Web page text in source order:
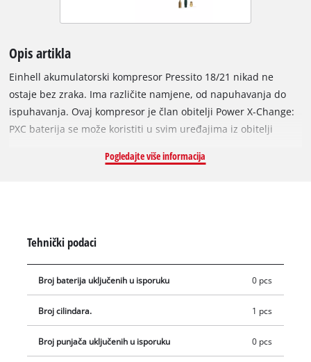
Opis artikla
Einhell akumulatorski kompresor Pressito 18/21 nikad ne
ostaje bez zraka. Ima različite namjene, od napuhavanja do
ispuhavanja. Ovaj kompresor je član obitelji Power X-Change:
PXC baterija se može koristiti u svim uređajima iz obitelji
koristiti za napuhavanje automobilskih guma, biciklističkih
dizajniranim za jednostavno ručno upravljanje; možete birati
između jedinica Bar, PSI i kPa. Potreban tlak može se
namjestiti na visokotlačnoj pumpi. Ostale praktične značajke
odabranog tlaka i tipku za napuhavanje u rasponu visokog
tlaka bez unaprijed postavljenog tlaka. Ovaj aku kompresor
dolazi s pretincem za pohranu 3-dijelnog kompleta adaptera.
Pogledajte više informacija
Tehnički podaci
Broj baterija uključenih u isporuku 0 pcs
Broj cilindara. 1 pcs
Broj punjača uključenih u isporuku 0 pcs